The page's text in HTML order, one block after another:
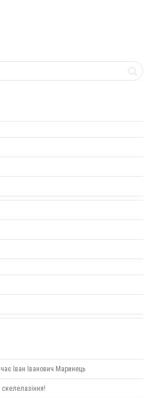
Іван Іванович Маринець